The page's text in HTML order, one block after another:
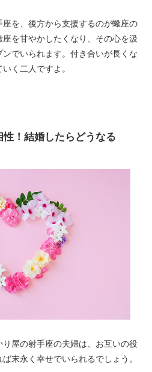
を、後方から支援するのが蠍座の
を甘やかしたくなり、その心を汲
でいられます。付き合いが長くな
く二人ですよ。
！結婚したらどうなる
屋の射手座の夫婦は、お互いの役
末永く幸せでいられるでしょう。